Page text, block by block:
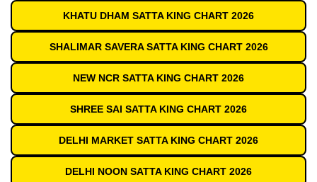
KHATU DHAM SATTA KING CHART 2026
SHALIMAR SAVERA SATTA KING CHART 2026
NEW NCR SATTA KING CHART 2026
SHREE SAI SATTA KING CHART 2026
DELHI MARKET SATTA KING CHART 2026
DELHI NOON SATTA KING CHART 2026